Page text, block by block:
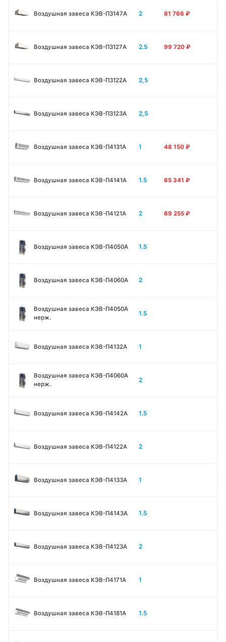
Воздушная завеса КЭВ-П3147A 2 81 766 ₽
Воздушная завеса КЭВ-П3127A 2.5 99 720 ₽
Воздушная завеса КЭВ-П3122A 2,5
Воздушная завеса КЭВ-П3123A 2,5
Воздушная завеса КЭВ-П4131A 1 48 150 ₽
Воздушная завеса КЭВ-П4141A 1.5 65 341 ₽
Воздушная завеса КЭВ-П4121A 2 69 255 ₽
Воздушная завеса КЭВ-П4050A 1.5
Воздушная завеса КЭВ-П4060A 2
Воздушная завеса КЭВ-П4050A
нерж.
1.5
Воздушная завеса КЭВ-П4132A 1
Воздушная завеса КЭВ-П4060A
нерж.
2
Воздушная завеса КЭВ-П4142A 1.5
Воздушная завеса КЭВ-П4122A 2
Воздушная завеса КЭВ-П4133A 1
Воздушная завеса КЭВ-П4143A 1.5
Воздушная завеса КЭВ-П4123A 2
Воздушная завеса КЭВ-П4171A 1
Воздушная завеса КЭВ-П4181A 1.5